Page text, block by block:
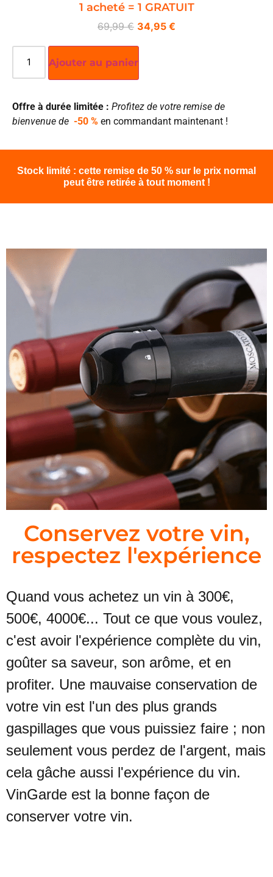
1 acheté = 1 GRATUIT
69,99€ 34,95 €
Ajouter au panier
Offre à durée limitée : Profitez de votre remise de
bienvenue de -50 % en commandant maintenant !
Stock limité : cette remise de 50 % sur le prix normal
peut être retirée à tout moment !
Conservez votre vin,
respectez l'expérience
Quand vous achetez un vin à 300€,
500€, 4000€... Tout ce que vous voulez,
c'est avoir l'expérience complète du vin,
goûter sa saveur, son arôme, et en
profiter. Une mauvaise conservation de
votre vin est l'un des plus grands
gaspillages que vous puissiez faire ; non
seulement vous perdez de l'argent, mais
cela gâche aussi l'expérience du vin.
VinGarde est la bonne façon de
conserver votre vin.